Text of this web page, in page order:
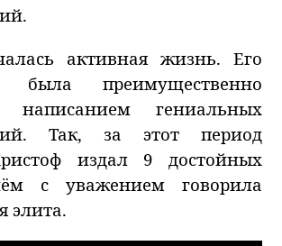
активная жизнь. Его
была преимущественно
написанием гениальных
Так, за этот период
издал 9 достойных
с уважением говорила
элита.